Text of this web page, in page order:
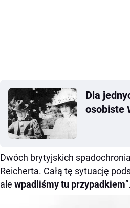
Dla
osobiste
Dwóch brytyjskich
Reicherta. Całą tę sytuację
ale wpadliśmy tu przypadkiem”.